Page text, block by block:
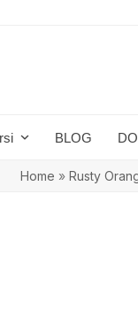
BLOG
Home » Rusty